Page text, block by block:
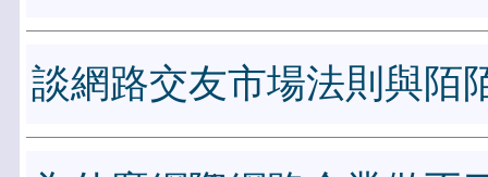
談網路交友市場法則與陌